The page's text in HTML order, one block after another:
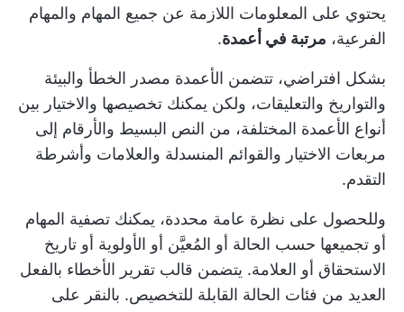
يحتوي على المعلومات اللازمة عن جميع المهام والمهام
الفرعية، مرتبة في أعمدة.
بشكل افتراضي، تتضمن الأعمدة مصدر الخطأ والبيئة
والتواريخ والتعليقات، ولكن يمكنك تخصيصها والاختيار بين
أنواع الأعمدة المختلفة، من النص البسيط والأرقام إلى
مربعات الاختيار والقوائم المنسدلة والعلامات وأشرطة
التقدم.
وللحصول على نظرة عامة محددة، يمكنك تصفية المهام
أو تجميعها حسب الحالة أو المُعيَّن أو الأولوية أو تاريخ
الاستحقاق أو العلامة. يتضمن قالب تقرير الأخطاء بالفعل
العديد من فئات الحالة القابلة للتخصيص. بالنقر على